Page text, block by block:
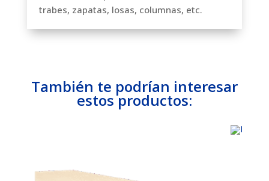
trabes, zapatas, losas, columnas, etc.
También te podrían interesar
estos productos: